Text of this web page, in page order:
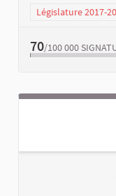
Législature 2017-
70/100 000